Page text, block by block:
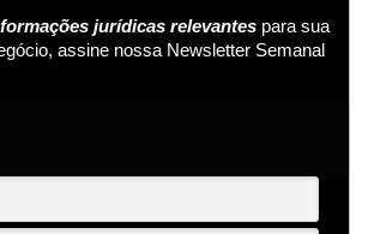
jurídicas relevantes para sua
assine nossa Newsletter Semanal